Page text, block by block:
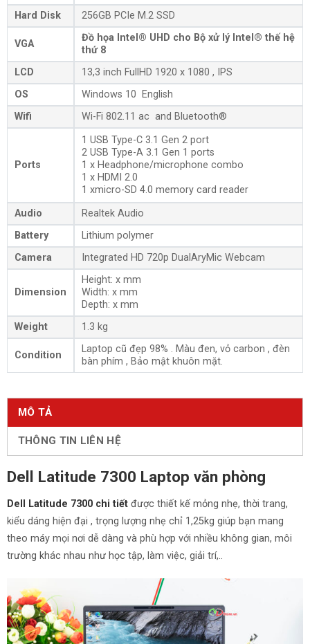
MÔ TẢ
THÔNG TIN LIÊN HỆ
Dell Latitude 7300 Laptop văn phòng
Dell Latitude 7300 chi tiết được thiết kế mỏng nhẹ, thời trang,
kiểu dáng hiện đại , trọng lượng nhẹ chỉ 1,25kg giúp bạn mang
theo máy mọi nơi dễ dàng và phù hợp với nhiều không gian, môi
trường khác nhau như học tập, làm việc, giải trí,..
Hard Disk
256GB PCIe M.2 SSD
VGA
Đồ họa Intel® UHD cho Bộ xử lý Intel® thế hệ
thứ 8
LCD
13,3 inch FullHD 1920 x 1080 , IPS
OS
Windows 10 English
Wifi
Wi-Fi 802.11 ac and Bluetooth®
Ports
1 USB Type-C 3.1 Gen 2 port
2 USB Type-A 3.1 Gen 1 ports
1 x Headphone/microphone combo
1 x HDMI 2.0
1 xmicro-SD 4.0 memory card reader
Audio
Realtek Audio
Battery
Lithium polymer
Camera
Integrated HD 720p DualAryMic Webcam
Dimension
Height: x mm
Width: x mm
Depth: x mm
Weight
1.3 kg
Condition
Laptop cũ đẹp 98% . Màu đen, vỏ carbon , đèn
bàn phím , Bảo mật khuôn mặt.